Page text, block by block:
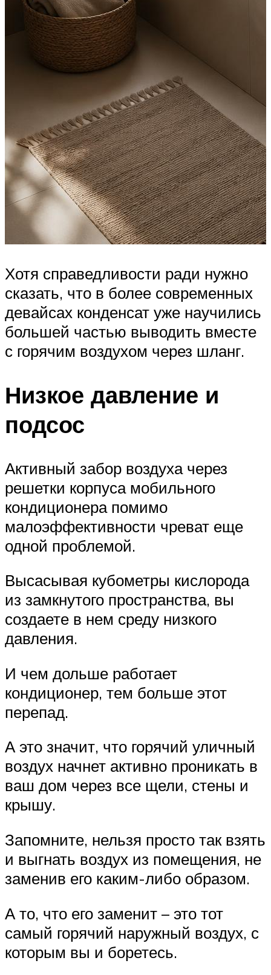
Хотя справедливости ради нужно
сказать, что в более современных
девайсах конденсат уже научились
большей частью выводить вместе
с горячим воздухом через шланг.
Низкое давление и
подсос
Активный забор воздуха через
решетки корпуса мобильного
кондиционера помимо
малоэффективности чреват еще
одной проблемой.
Высасывая кубометры кислорода
из замкнутого пространства, вы
создаете в нем среду низкого
давления.
И чем дольше работает
кондиционер, тем больше этот
перепад.
А это значит, что горячий уличный
воздух начнет активно проникать в
ваш дом через все щели, стены и
крышу.
Запомните, нельзя просто так взять
и выгнать воздух из помещения, не
заменив его каким-либо образом.
А то, что его заменит – это тот
самый горячий наружный воздух, с
которым вы и боретесь.